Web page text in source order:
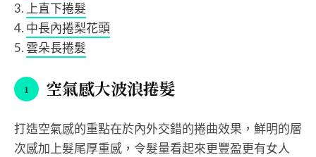
上直下捲髮
中長內捲梨花頭
雲朵長捲髮
空氣感大波浪捲髮
打造空氣感的重點在於內外交錯的捲曲效果，鮮明的層
次感加上髮尾厚重感，令髮量看起來更豐盈更有女人